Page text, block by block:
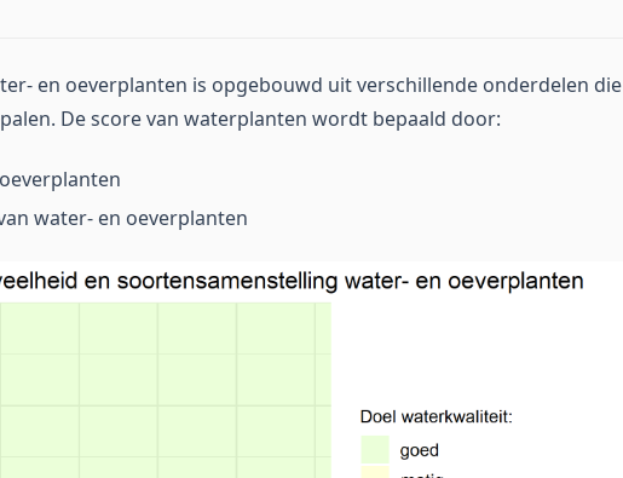
en oeverplanten is opgebouwd uit verschillende onderdelen die
De score van waterplanten wordt bepaald door:
water- en oeverplanten